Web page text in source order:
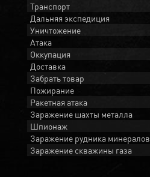
Транспорт
Дальняя экспедиция
Уничтожение
Атака
Оккупация
Доставка
Забрать товар
Пожирание
Ракетная атака
Заражение шахты металла
Шпионаж
Заражение рудника минералов
Заражение скважины газа